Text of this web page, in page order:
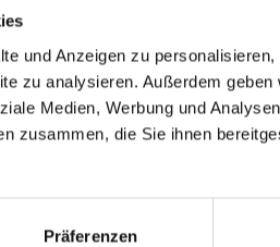
und Anzeigen zu
zu analysieren. Außerdem
Medien, Werbung und
zusammen, die Sie ihnen
Präferenzen
Dein
du in jedem Winkel